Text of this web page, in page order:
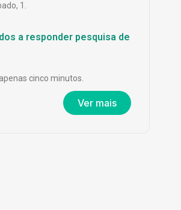
1.
a responder pesquisa de
cinco minutos.
Ver mais